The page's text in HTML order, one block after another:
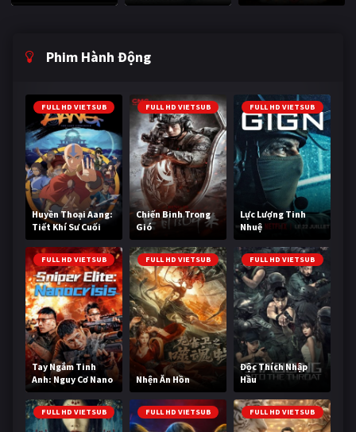
Phim Hành Động
FULL HD VIETSUB
Huyền Thoại Aang:
Tiết Khí Sư Cuối
Cùng
FULL HD VIETSUB
Chiến Binh Trong
Gió
FULL HD VIETSUB
Lực Lượng Tinh
Nhuệ
FULL HD VIETSUB
Tay Ngắm Tinh
Anh: Nguy Cơ Nano
FULL HD VIETSUB
Nhện Ăn Hồn
FULL HD VIETSUB
Độc Thích Nhập
Hầu
FULL HD VIETSUB FULL HD VIETSUB FULL HD VIETSUB